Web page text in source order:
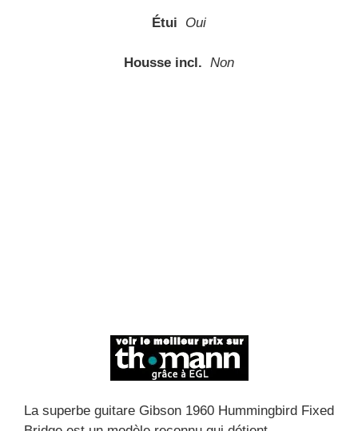
Étui Oui
Housse incl. Non
La superbe guitare Gibson 1960 Hummingbird Fixed